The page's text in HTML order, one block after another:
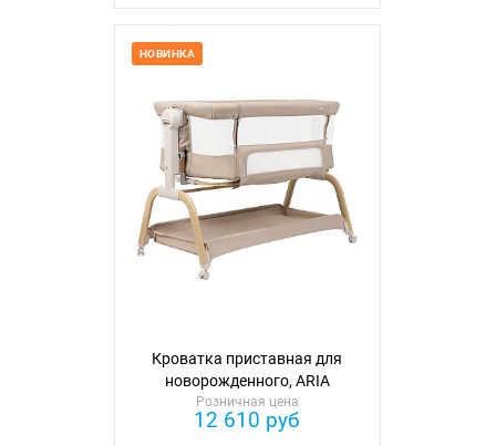
НОВИНКА
Кроватка приставная для
новорожденного, ARIA
Розничная цена
12 610 руб